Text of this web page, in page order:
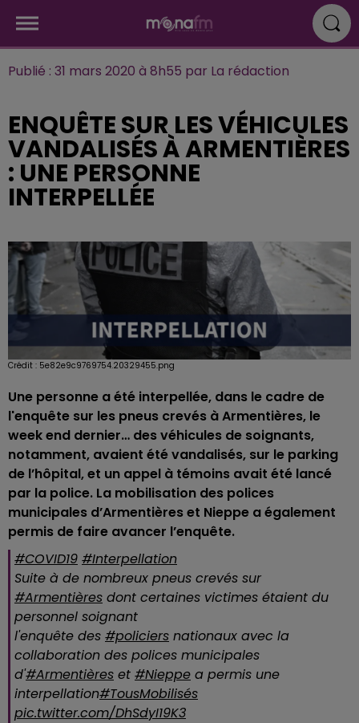
Publié : 31 mars 2020 à 8h55 par La rédaction
ENQUÊTE SUR LES VÉHICULES
VANDALISÉS À ARMENTIÈRES
: UNE PERSONNE
INTERPELLÉE
Crédit : 5e82e9c9769754.20329455.png
Une personne a été interpellée, dans le cadre de
l'enquête sur les pneus crevés à Armentières, le
week end dernier… des véhicules de soignants,
notamment, avaient été vandalisés, sur le parking
de l’hôpital, et un appel à témoins avait été lancé
par la police. La mobilisation des polices
municipales d’Armentières et Nieppe a également
permis de faire avancer l’enquête.
#COVID19 #Interpellation
Suite à de nombreux pneus crevés sur
#Armentières dont certaines victimes étaient du
personnel soignant
l'enquête des #policiers nationaux avec la
collaboration des polices municipales
d'#Armentières et #Nieppe a permis une
interpellation#TousMobilisés
pic.twitter.com/DhSdyI19K3